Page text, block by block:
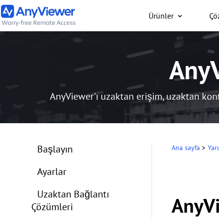
Ürünler
İş dizüstü
bilgisayarınıza PC/
üzerinden her yerden
AnyViewer'ı uzaktan erişim, uzaktan
Başlayın
Ayarlar
Uzaktan Bağlantı
Çözümleri
Ana sayfa >